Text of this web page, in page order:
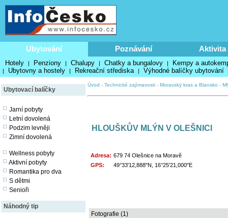
Ubytování Poznávání Aktivita
Hotely | Penziony | Chalupy | Chatky a bungalovy | Kempy a
| Ubytovny a hostely | Rekreační střediska | Výhodné balíčky ubytování
Ubytovací balíčky
Jarní pobyty
Letní dovolená
Podzim levněji
Zimní dovolená
Wellness pobyty
Aktivní pobyty
Romantika pro dva
S dětmi
Senioři
Náhodný tip
Úvod - Technické zajímavosti - Moravský kras a Blansko -
HLOUŠKŮV MLÝN V OLEŠNICI
Adresa: 679 74 Olešnice na Moravě
GPS:
49°33'12,888"N, 16°25'21,000"E
Fotografie (1)